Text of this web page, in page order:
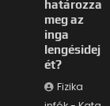
határozza
meg az
inga
lengésidej
ét?
Fizika